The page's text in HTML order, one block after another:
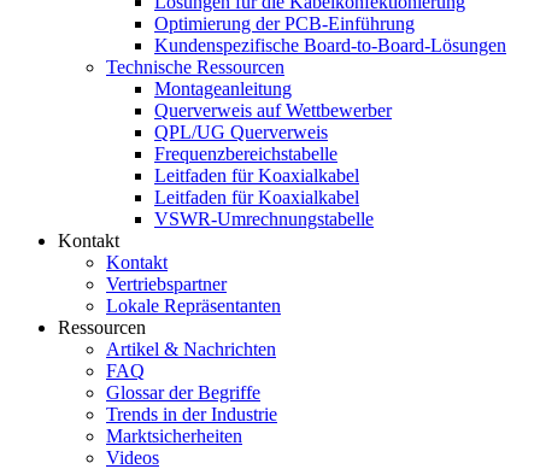
Optimierung der PCB-Einführung
Kundenspezifische Board-to-Board-Lösungen
Technische Ressourcen
Montageanleitung
Querverweis auf Wettbewerber
QPL/UG Querverweis
Frequenzbereichstabelle
Leitfaden für Koaxialkabel
Leitfaden für Koaxialkabel
VSWR-Umrechnungstabelle
Kontakt
Kontakt
Vertriebspartner
Lokale Repräsentanten
Ressourcen
Artikel & Nachrichten
FAQ
Glossar der Begriffe
Trends in der Industrie
Marktsicherheiten
Videos